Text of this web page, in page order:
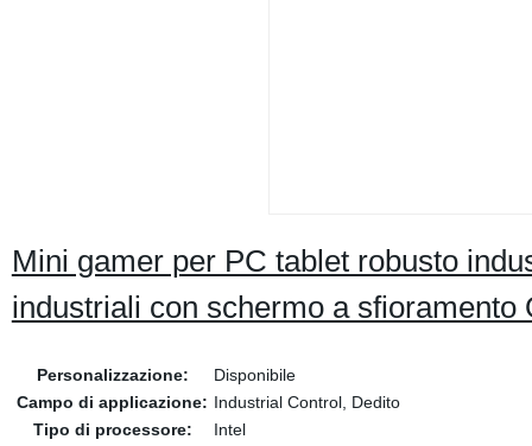
Mini gamer per PC tablet robusto
industriali con schermo a sfioramento
Personalizzazione:
Disponibile
Campo di applicazione: Industrial Control, Dedito
Tipo di processore:
Intel